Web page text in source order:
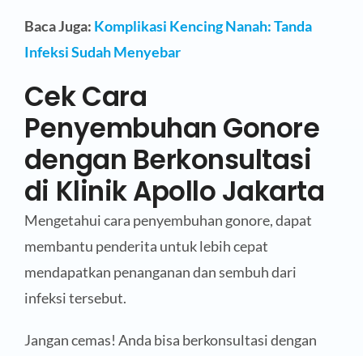
Baca Juga: Komplikasi Kencing Nanah: Tanda
Infeksi Sudah Menyebar
Cek Cara
Penyembuhan Gonore
dengan Berkonsultasi
di Klinik Apollo Jakarta
Mengetahui cara penyembuhan gonore, dapat
membantu penderita untuk lebih cepat
mendapatkan penanganan dan sembuh dari
infeksi tersebut.
Jangan cemas! Anda bisa berkonsultasi dengan